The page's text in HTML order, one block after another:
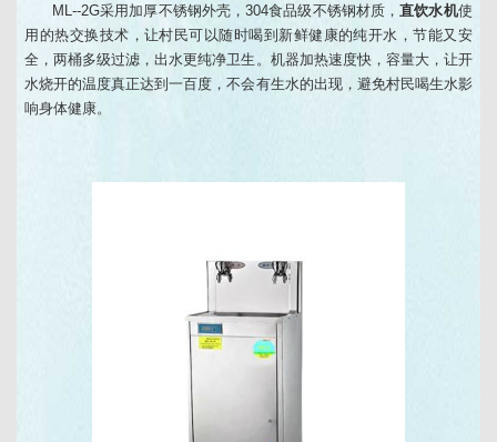
ML--2G采用加厚不锈钢外壳，304食品级不锈钢材质，直饮水机使
用的热交换技术，让村民可以随时喝到新鲜健康的纯开水，节能又安
全，两桶多级过滤，出水更纯净卫生。机器加热速度快，容量大，让开
水烧开的温度真正达到一百度，不会有生水的出现，避免村民喝生水影
响身体健康。